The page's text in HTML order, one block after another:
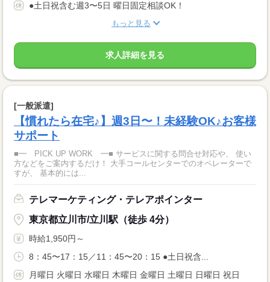
●土日祝含む週3〜5日 曜日固定相談OK！
もっと見る
求人詳細を見る
[一般派遣]
【慣れたら在宅♪】週3日〜！未経験OK♪お客様
サポート
■━ PICK UP WORK ━■ サービスに関する問合せ対応や、 使い
方などをご案内するだけ！ 大手コールセンターでのオペレーターで
すが、 基本的には...
テレマーケティング・テレアポインター
東京都立川市/立川駅（徒歩 4分）
時給1,950円～
8：45〜17：15／11：45〜20：15 ●土日祝含...
月曜日 火曜日 水曜日 木曜日 金曜日 土曜日 日曜日 祝日